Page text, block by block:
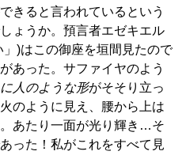
きると言われているという
ょうか。預言者エゼキエル
)はこの御座を垣間見たので
あった。サファイヤのよう
人のような形がそそり立っ
のように見え、腰から上は
あたり一面が光り輝き…そ
った！私がこれをすべて見